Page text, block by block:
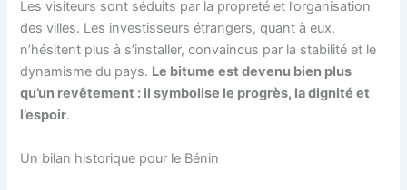
Les visiteurs sont séduits par la propreté et l’organisation
des villes. Les investisseurs étrangers, quant à eux,
n’hésitent plus à s’installer, convaincus par la stabilité et le
dynamisme du pays. Le bitume est devenu bien plus
qu’un revêtement : il symbolise le progrès, la dignité et
l’espoir.
Un bilan historique pour le Bénin